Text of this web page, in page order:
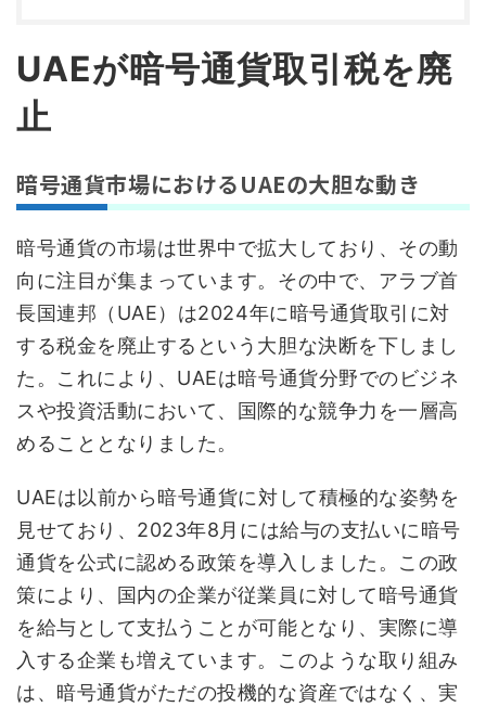
UAEが暗号通貨取引税を廃
止
暗号通貨市場におけるUAEの大胆な動き
暗号通貨の市場は世界中で拡大しており、その動
向に注目が集まっています。その中で、アラブ首
長国連邦（UAE）は2024年に暗号通貨取引に対
する税金を廃止するという大胆な決断を下しまし
た。これにより、UAEは暗号通貨分野でのビジネ
スや投資活動において、国際的な競争力を一層高
めることとなりました。
UAEは以前から暗号通貨に対して積極的な姿勢を
見せており、2023年8月には給与の支払いに暗号
通貨を公式に認める政策を導入しました。この政
策により、国内の企業が従業員に対して暗号通貨
を給与として支払うことが可能となり、実際に導
入する企業も増えています。このような取り組み
は、暗号通貨がただの投機的な資産ではなく、実